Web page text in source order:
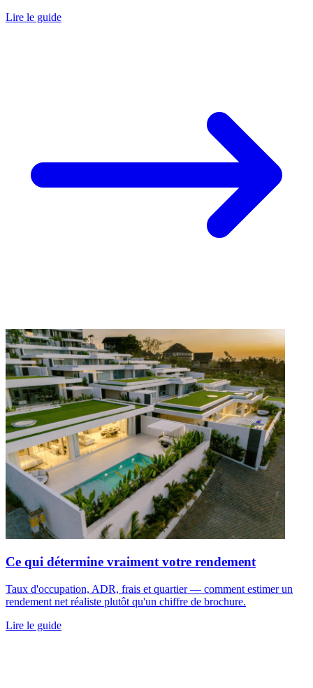
Lire le guide
Ce qui détermine vraiment votre rendement
Taux d'occupation, ADR, frais et quartier — comment estimer un
rendement net réaliste plutôt qu'un chiffre de brochure.
Lire le guide